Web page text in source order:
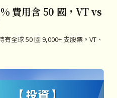
費用含 50 國，VT vs
全球 50 國 9,000+ 支股票。VT、